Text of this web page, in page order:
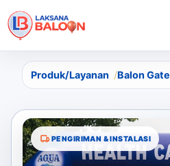
Produk/Layanan Balon Gate
PENGIRIMAN & INSTALASI